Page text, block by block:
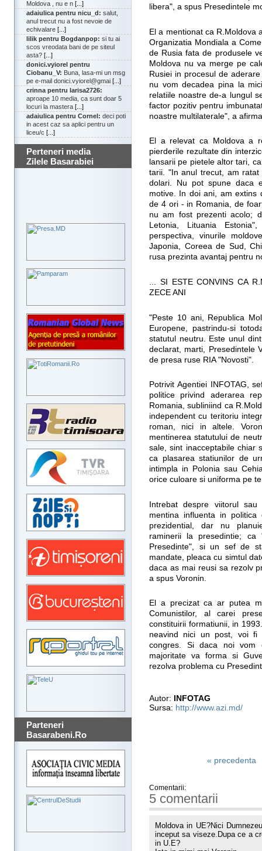
Moldova , nu e n [...]
adaiulica pentru nicu_d: salut,
anul trecut nu a fost nevoie de
echivalare [...]
lilik pentru Bogdanpop: si tu ai
scos vreodata bani de pe siteul
asta? [...]
donici.vyiorel pentru
Ciobanu_V: Buna, lasa-mi un msg
pe e-mail donici.vyiorel@gmai [...]
crinna pentru larisa2726:
aproape 10 media, ca sunt doar 5
locuri la mastera [...]
adaiulica pentru Cornel: deci poti
in acest caz sa aplici pentru un
liceu/c [...]
Perteneri media
Zilele Basarabiei
Parteneri
Basarabeni.Ro
libera", a spus Presedintele
El a mentionat ca R.Moldova
Organizatia Mondiala a
de Rusia fata de produsele
Moldova nu va merge pe
Rusiei in procesul de
nu vom decadea pina la
relatiile noastre de-a lungul
factor pozitiv pentru
noastre multilaterale", a
El a relevat ca Moldova a
pierderile rezultate din
lansarii pe pietele altor tari,
tarii. "In anul trecut, am
dolari. Nu pot spune daca
motive. In doi ani, am extins
de 4 ori - in Romania, de
nu am fost prezenti acolo;
Letonia, Lituania
perspectiva, vinurile
Japonia, Coreea de Sud,
rusa prezinta avantaj pentru
... SI ESTE CONVINS CA
ZECE ANI
"Peste 10 ani, Republica
Europene, pastrindu-si
statutul neutru. Este unul
declarat, marti, Presedintele
de presa ruse RIA "Novosti".
Potrivit Agentiei INFOTAG,
politice privind aderarea
Romania, subliniind ca
independent cu teritoriu
roman, nici in altele.
mentinerea statutului de
sale, sint inacceptabile chiar
ca plasarea statiunilor de
intimpla in Polonia sau
orice culoare si uniforma pe
Intrebat despre viitorul
mentina influenta in
prezidential, dar nu
raminerii la presedintie; ca
Presedinte", si un sef de
mandate, pleaca cu simtul
daca as mai reusi sa rezolv
a spus Voronin.
El a precizat ca ar putea
Comunistilor, al carei
constituirii formatiunii, in
neavind nici un post, voi fi
congres. Si daca noi vom
majoritate va forma si
rezolva problema cu
Autor: INFOTAG
Sursa: http://www.azi.md/
« precedenta
Comentarii:
5 comentarii
Moldova in UE?Nici
inceput sa viseze.Dupa ce a
in U.E?